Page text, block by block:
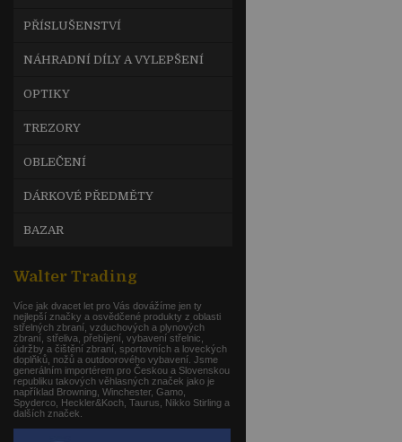
PŘÍSLUŠENSTVÍ
NÁHRADNÍ DÍLY A VYLEPŠENÍ
OPTIKY
TREZORY
OBLEČENÍ
DÁRKOVÉ PŘEDMĚTY
BAZAR
Walter Trading
Více jak dvacet let pro Vás dovážíme jen ty
nejlepší značky a osvědčené produkty z oblasti
střelných zbraní, vzduchových a plynových
zbraní, střeliva, přebíjení, vybavení střelnic,
údržby a čištění zbraní, sportovních a loveckých
doplňků, nožů a outdoorového vybavení. Jsme
generálním importérem pro Českou a Slovenskou
republiku takových věhlasných značek jako je
například Browning, Winchester, Gamo,
Spyderco, Heckler&Koch, Taurus, Nikko Stirling a
dalších značek.